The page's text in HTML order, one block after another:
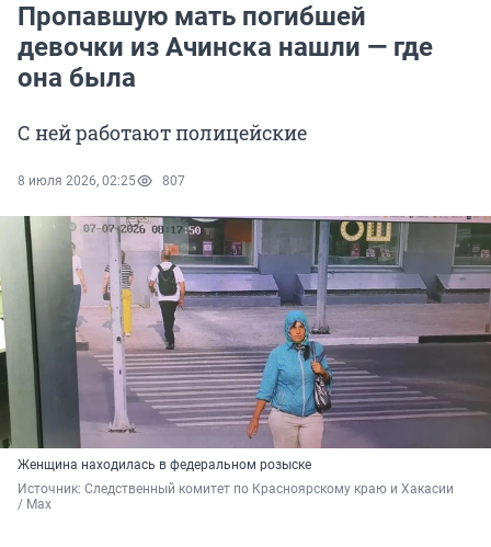
Пропавшую мать погибшей
девочки из Ачинска нашли — где
она была
С ней работают полицейские
8 июля 2026, 02:25 807
Женщина находилась в федеральном розыске
Источник: Следственный комитет по Красноярскому краю и Хакасии
/ Max